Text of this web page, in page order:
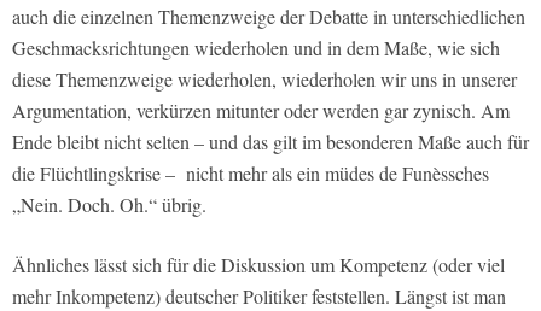
auch die einzelnen Themenzweige der Debatte in unterschiedlichen
Geschmacksrichtungen wiederholen und in dem Maße, wie sich
diese Themenzweige wiederholen, wiederholen wir uns in unserer
Argumentation, verkürzen mitunter oder werden gar zynisch. Am
Ende bleibt nicht selten – und das gilt im besonderen Maße auch für
die Flüchtlingskrise – nicht mehr als ein müdes de Funèssches
„Nein. Doch. Oh.“ übrig.
Ähnliches lässt sich für die Diskussion um Kompetenz (oder viel
mehr Inkompetenz) deutscher Politiker feststellen. Längst ist man